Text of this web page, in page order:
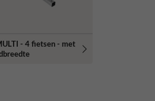
- 4 fietsen - met